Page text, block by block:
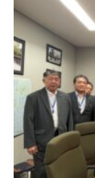
北
海
レ
ー
構
想
推
進
ば
る
知」
を
援